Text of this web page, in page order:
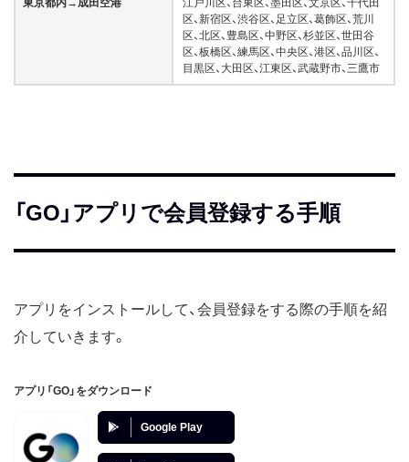
東京都内→成田空港
江戸川区、台東区、墨田区、文京区、千代田
区、新宿区、渋谷区、足立区、葛飾区、荒川
区、北区、豊島区、中野区、杉並区、世田谷
区、板橋区、練馬区、中央区、港区、品川区、
目黒区、大田区、江東区、武蔵野市、三鷹市
「GO」アプリで会員登録する手順
アプリをインストールして、会員登録をする際の手順を紹
介していきます。
アプリ「GO」をダウンロード
Google Play